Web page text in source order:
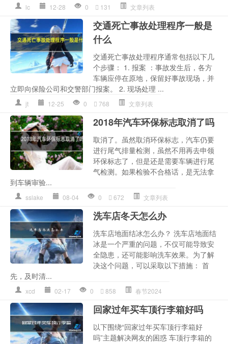
lc 12-28 0 131 文章列表
交通死亡事故处理程序一般是
什么
交通死亡事故处理程序通常包括以下几
个步骤： 1. 报案 ：事故发生后，各方
车辆应停在原地，保留好事故现场，并
立即向保险公司和交警部门报案。 2. 现场处理 ...
jt 12-25 0 768 文章列表
2018年汽车环保标志取消了吗
取消了。虽然取消环保标志，汽车仍要
进行尾气排量检测，虽然不用再去申领
环保标志了，但是还是需要车辆进行尾
气检测。如果检验不合格话，是无法拿
到车辆审验...
sslake 08-04 0 672 文章列表
洗车店冬天怎么办
洗车店地面结冰怎么办？ 洗车店地面结
冰是一个严重的问题，不仅可能导致安
全隐患，还可能影响洗车效果。为了解
决这个问题，可以采取以下措施： 首
先，及时清...
xcd 02-17 0 858 春节2024
回家过年买车顶行李箱好吗
以下围绕“回家过年买车顶行李箱好
吗”主题解决网友的困惑 车顶行李箱的